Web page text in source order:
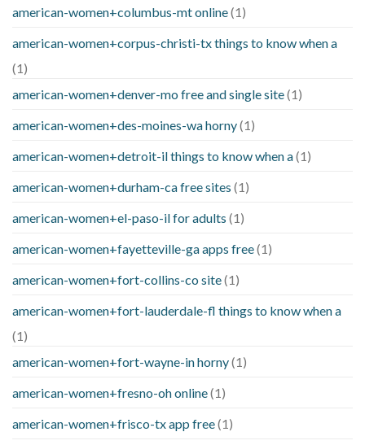
american-women+columbus-mt online(1)
american-women+corpus-christi-tx things to know when a
(1)
american-women+denver-mo free and single site(1)
american-women+des-moines-wa horny(1)
american-women+detroit-il things to know when a(1)
american-women+durham-ca free sites (1)
american-women+el-paso-il for adults (1)
american-women+fayetteville-ga apps free(1)
american-women+fort-collins-co site(1)
american-women+fort-lauderdale-fl things to know when a
(1)
american-women+fort-wayne-in horny(1)
american-women+fresno-oh online(1)
american-women+frisco-tx app free(1)